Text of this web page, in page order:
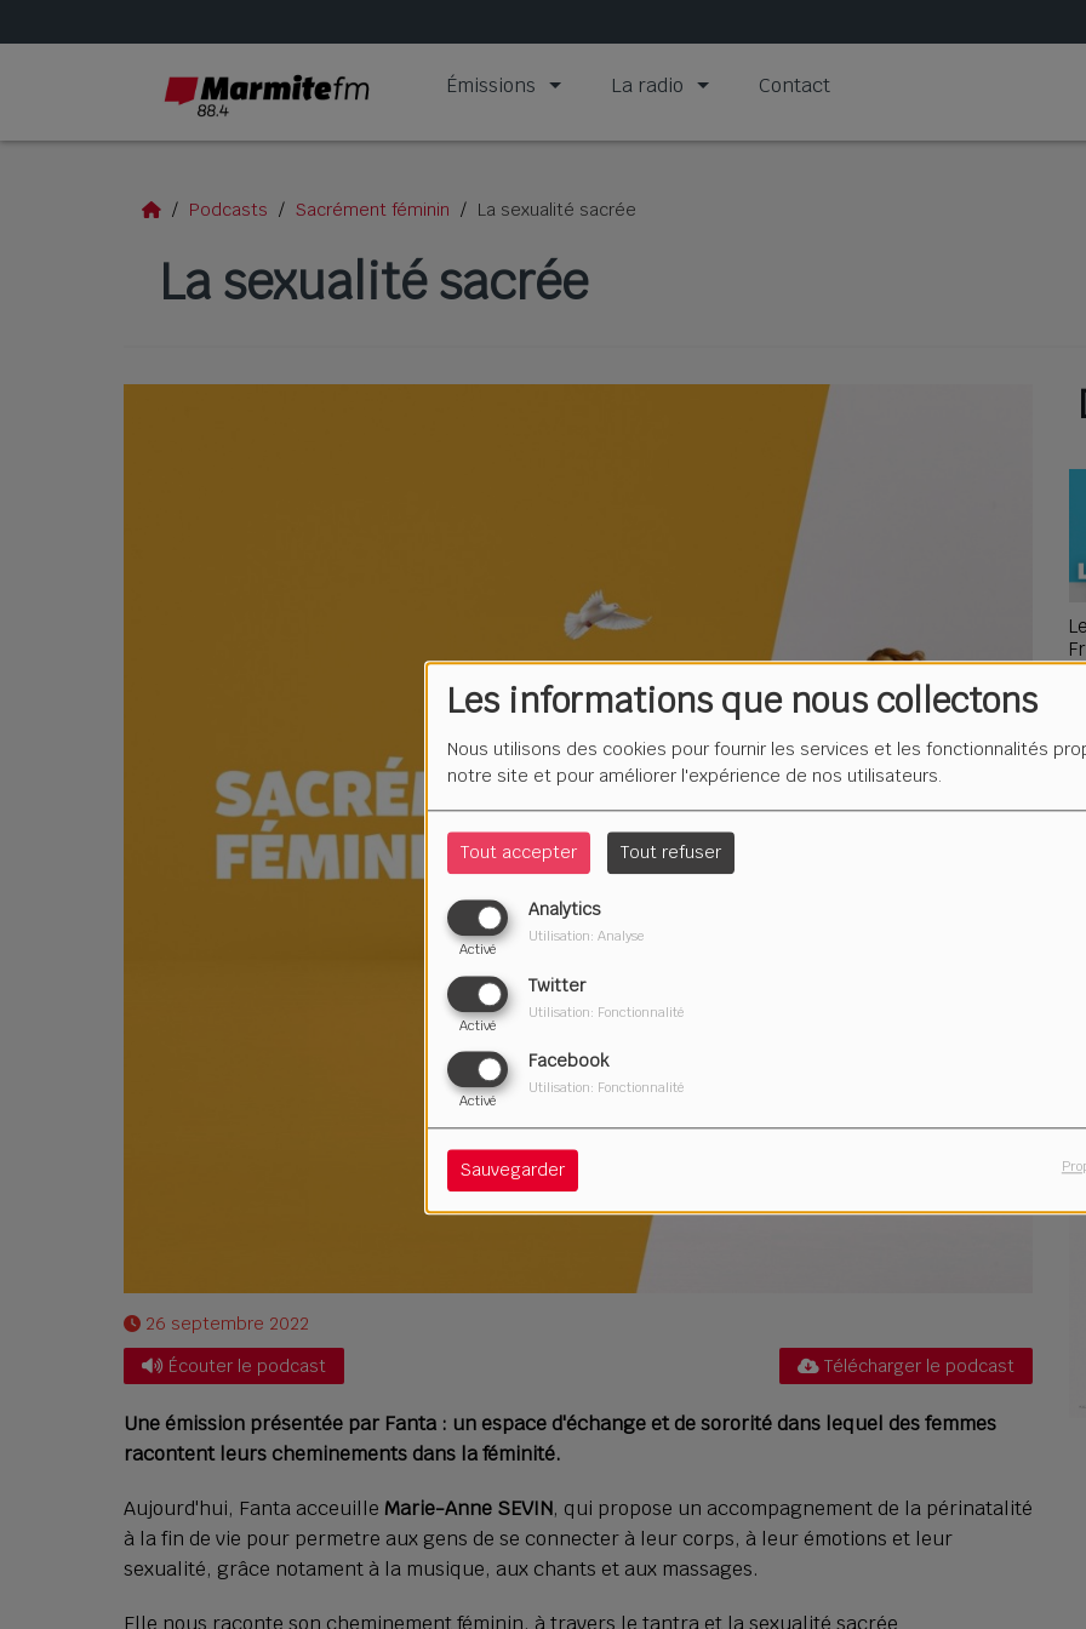
Les informations que nous collectons
Nous utilisons des cookies pour fournir les services et les fonctionnalités
notre site et pour améliorer l'expérience de nos utilisateurs.
Tout accepter Tout refuser
Analytics
Activé
Utilisation: Analyse
Twitter
Activé
Utilisation: Fonctionnalité
Facebook
Activé
Utilisation: Fonctionnalité
Sauvegarder
Émissions La radio Contact
Podcasts Sacrément féminin La sexualité sacrée
La sexualité sacrée
26 septembre 2022
Écouter le podcast
Télécharger le podcast
Une émission présentée par Fanta : un espace d'échange et de sororité dans lequel des femmes
racontent leurs cheminements dans la féminité.
Aujourd'hui, Fanta acceuille Marie-Anne SEVIN, qui propose un accompagnement de la périnatalité
à la fin de vie pour permetre aux gens de se connecter à leur corps, à leur émotions et leur
sexualité, grâce notament à la musique, aux chants et aux massages.
Elle nous raconte son cheminement féminin, à travers le tantra et la sexualité sacrée